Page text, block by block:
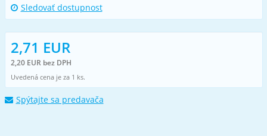
Sledovať dostupnost
2,71 EUR
2,20 EUR bez DPH
Uvedená cena je za 1 ks.
Spýtajte sa predavača